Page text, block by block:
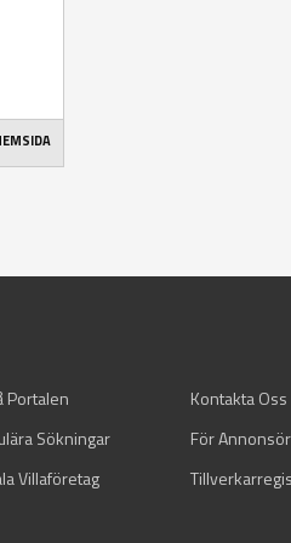
Portalen
Kontakta Oss
Sökningar
För
Villaföretag